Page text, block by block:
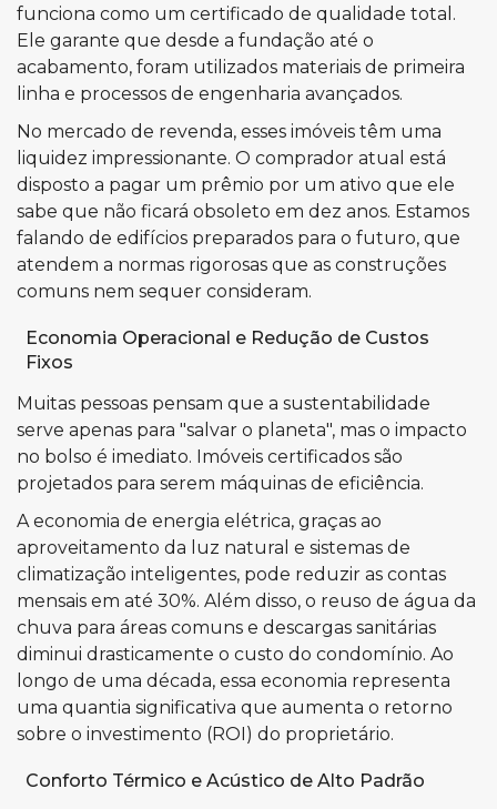
funciona como um certificado de qualidade total.
Ele garante que desde a fundação até o
acabamento, foram utilizados materiais de primeira
linha e processos de engenharia avançados.
No mercado de revenda, esses imóveis têm uma
liquidez impressionante. O comprador atual está
disposto a pagar um prêmio por um ativo que ele
sabe que não ficará obsoleto em dez anos. Estamos
falando de edifícios preparados para o futuro, que
atendem a normas rigorosas que as construções
comuns nem sequer consideram.
Economia Operacional e Redução de Custos
Fixos
Muitas pessoas pensam que a sustentabilidade
serve apenas para "salvar o planeta", mas o impacto
no bolso é imediato. Imóveis certificados são
projetados para serem máquinas de eficiência.
A economia de energia elétrica, graças ao
aproveitamento da luz natural e sistemas de
climatização inteligentes, pode reduzir as contas
mensais em até 30%. Além disso, o reuso de água da
chuva para áreas comuns e descargas sanitárias
diminui drasticamente o custo do condomínio. Ao
longo de uma década, essa economia representa
uma quantia significativa que aumenta o retorno
sobre o investimento (ROI) do proprietário.
Conforto Térmico e Acústico de Alto Padrão